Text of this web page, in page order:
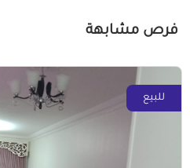
فرص مشابهة
للبيع